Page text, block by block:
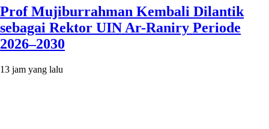
Prof Mujiburrahman Kembali Dilantik
sebagai Rektor UIN Ar-Raniry Periode
2026–2030
13 jam yang lalu